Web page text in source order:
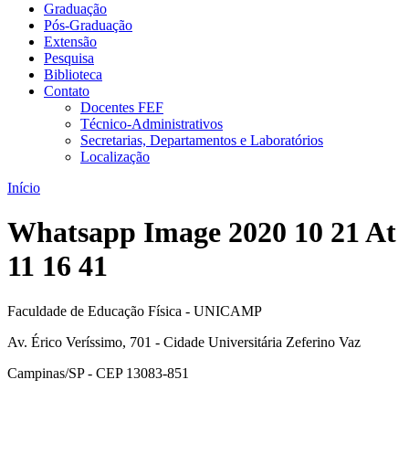
Graduação
Pós-Graduação
Extensão
Pesquisa
Biblioteca
Contato
Docentes FEF
Técnico-Administrativos
Secretarias, Departamentos e Laboratórios
Localização
Início
Whatsapp Image 2020 10 21 At
11 16 41
Faculdade de Educação Física - UNICAMP
Av. Érico Veríssimo, 701 - Cidade Universitária Zeferino Vaz
Campinas/SP - CEP 13083-851